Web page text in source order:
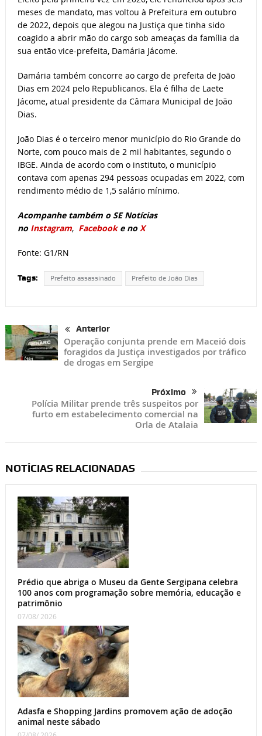
meses de mandato, mas voltou à Prefeitura em outubro
de 2022, depois que alegou na Justiça que tinha sido
coagido a abrir mão do cargo sob ameaças da família da
sua então vice-prefeita, Damária Jácome.
Damária também concorre ao cargo de prefeita de João
Dias em 2024 pelo Republicanos. Ela é filha de Laete
Jácome, atual presidente da Câmara Municipal de João
Dias.
João Dias é o terceiro menor município do Rio Grande do
Norte, com pouco mais de 2 mil habitantes, segundo o
IBGE. Ainda de acordo com o instituto, o município
contava com apenas 294 pessoas ocupadas em 2022, com
rendimento médio de 1,5 salário mínimo.
Acompanhe também o SE Notícias
no Instagram, Facebooke no X
Fonte: G1/RN
Tags: Prefeito assassinado Prefeito de João Dias
Anterior
Operação conjunta prende em Maceió dois
foragidos da Justiça investigados por tráfico
de drogas em Sergipe
Próximo
Polícia Militar prende três suspeitos por
furto em estabelecimento comercial na
Orla de Atalaia
NOTÍCIAS RELACIONADAS
Prédio que abriga o Museu da Gente Sergipana celebra
100 anos com programação sobre memória, educação e
patrimônio
07/08/ 2026
Adasfa e Shopping Jardins promovem ação de adoção
animal neste sábado